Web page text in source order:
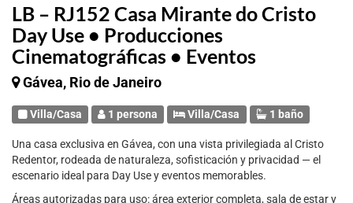
LB – RJ152 Casa Mirante do Cristo
Day Use • Producciones
Cinematográficas • Eventos
Gávea, Rio de Janeiro
Villa/Casa 1 persona Villa/Casa 1 baño
Una casa exclusiva en Gávea, con una vista privilegiada al Cristo
Redentor, rodeada de naturaleza, sofisticación y privacidad — el
escenario ideal para Day Use y eventos memorables.
Áreas autorizadas para uso: área exterior completa, sala de estar y